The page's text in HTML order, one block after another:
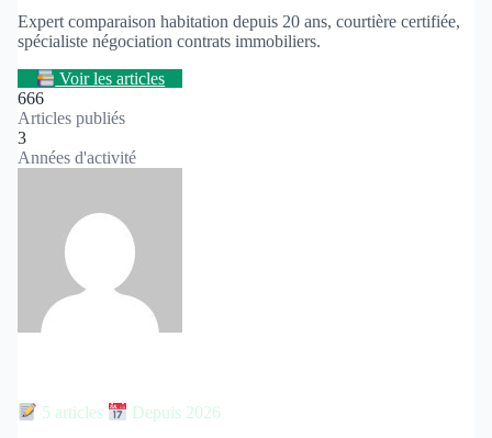
Expert comparaison habitation depuis 20 ans, courtière certifiée,
spécialiste négociation contrats immobiliers.
Voir les articles
666
Articles publiés
3
Années d'activité
5 articles
Depuis 2026